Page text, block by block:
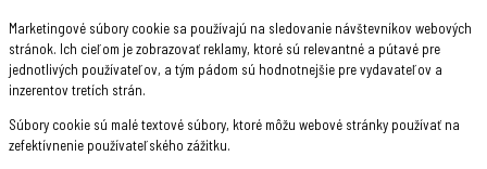
Marketingové súbory cookie sa používajú na sledovanie návštevníkov webových
stránok. Ich cieľom je zobrazovať reklamy, ktoré sú relevantné a pútavé pre
jednotlivých používateľov, a tým pádom sú hodnotnejšie pre vydavateľov a
inzerentov tretích strán.
Súbory cookie sú malé textové súbory, ktoré môžu webové stránky používať na
zefektívnenie používateľského zážitku.